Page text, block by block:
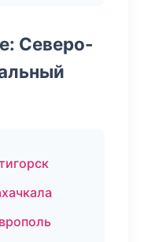
Северо-